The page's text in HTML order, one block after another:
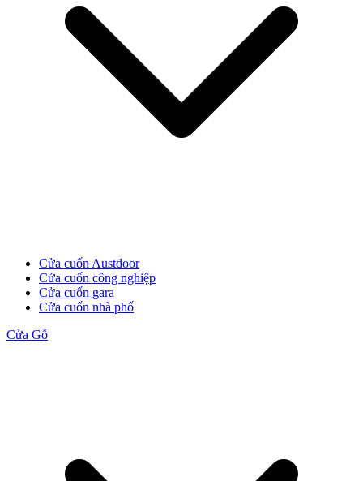
Cửa Gỗ MDF Veneer
Cửa cuốn Austdoor
Cửa cuốn công nghiệp
Cửa cuốn gara
Cửa cuốn nhà phố
Cửa Gỗ